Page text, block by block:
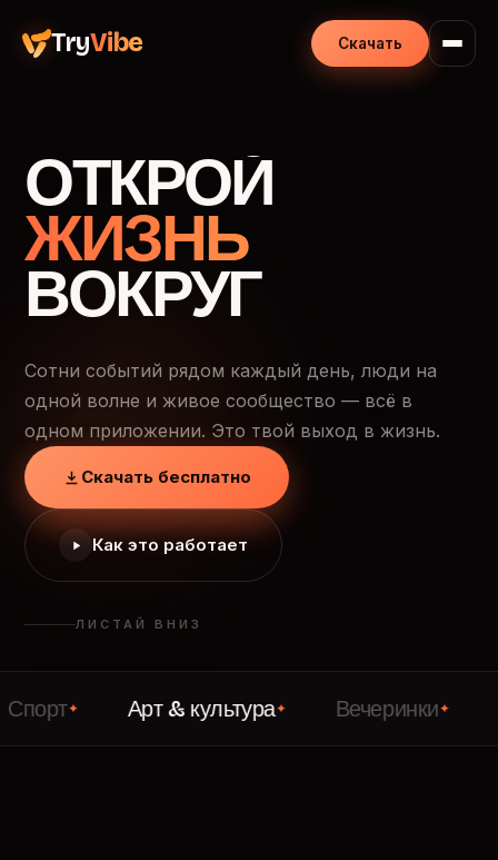
TryVibe Скачать
ОТКРОЙ
ЖИЗНЬ
ВОКРУГ
Сотни событий рядом каждый день, люди на
одной волне и живое сообщество — всё в
одном приложении. Это твой выход в жизнь.
Скачать бесплатно
Как это работает
ЛИСТАЙ ВНИЗ
Арт & культура✦ Вечеринки✦